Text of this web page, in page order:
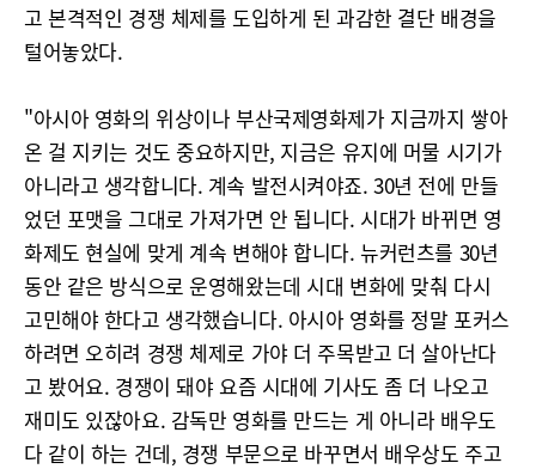
고 본격적인 경쟁 체제를 도입하게 된 과감한 결단 배경을
털어놓았다.
"아시아 영화의 위상이나 부산국제영화제가 지금까지 쌓아
온 걸 지키는 것도 중요하지만, 지금은 유지에 머물 시기가
아니라고 생각합니다. 계속 발전시켜야죠. 30년 전에 만들
었던 포맷을 그대로 가져가면 안 됩니다. 시대가 바뀌면 영
화제도 현실에 맞게 계속 변해야 합니다. 뉴커런츠를 30년
동안 같은 방식으로 운영해왔는데 시대 변화에 맞춰 다시
고민해야 한다고 생각했습니다. 아시아 영화를 정말 포커스
하려면 오히려 경쟁 체제로 가야 더 주목받고 더 살아난다
고 봤어요. 경쟁이 돼야 요즘 시대에 기사도 좀 더 나오고
재미도 있잖아요. 감독만 영화를 만드는 게 아니라 배우도
다 같이 하는 건데, 경쟁 부문으로 바꾸면서 배우상도 주고